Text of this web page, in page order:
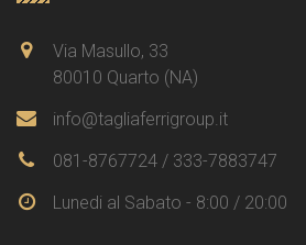
Via Masullo, 33
80010 Quarto (NA)
info@tagliaferrigroup.it
081-8767724 / 333-7883747
Lunedi al Sabato - 8:00 / 20:00